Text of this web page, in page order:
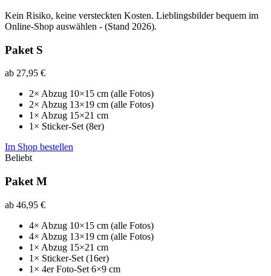
Kein Risiko, keine versteckten Kosten. Lieblingsbilder bequem im
Online‑Shop auswählen - (Stand 2026).
Paket S
ab 27,95 €
2× Abzug 10×15 cm (alle Fotos)
2× Abzug 13×19 cm (alle Fotos)
1× Abzug 15×21 cm
1× Sticker‑Set (8er)
Im Shop bestellen
Beliebt
Paket M
ab 46,95 €
4× Abzug 10×15 cm (alle Fotos)
4× Abzug 13×19 cm (alle Fotos)
1× Abzug 15×21 cm
1× Sticker‑Set (16er)
1× 4er Foto‑Set 6×9 cm